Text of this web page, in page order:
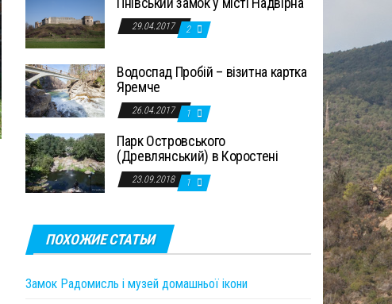
29.04.2017 2
Водоспад Пробій – візитна картка
Яремче
26.04.2017 1
Парк Островського
(Древлянський) в Коростені
23.09.2018 1
ПОХОЖИЕ СТАТЬИ
Замок Радомисль і музей домашньої ікони